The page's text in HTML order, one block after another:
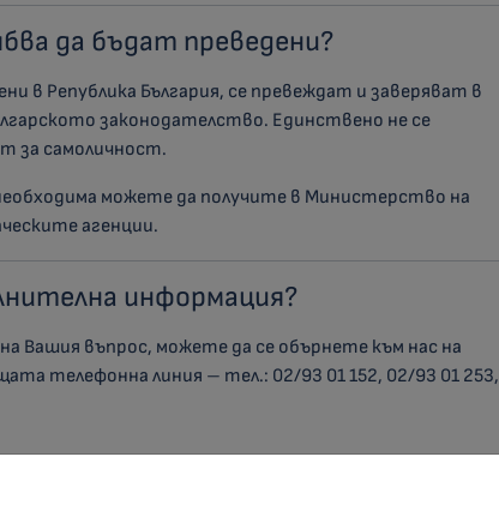
да бъдат преведени?
в Република България, се превеждат и заверяват в
законодателство. Единствено не се
за самоличност.
можете да получите в Министерство на
агенции.
информация?
Вашия въпрос, можете да се обърнете към нас на
телефонна линия – тел.: 02/93 01 152, 02/93 01 253,